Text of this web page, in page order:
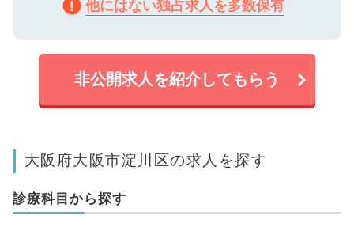
他にはない独占求人を多数保有
非公開求人を紹介してもらう
大阪府大阪市淀川区の求人を探す
診療科目から探す